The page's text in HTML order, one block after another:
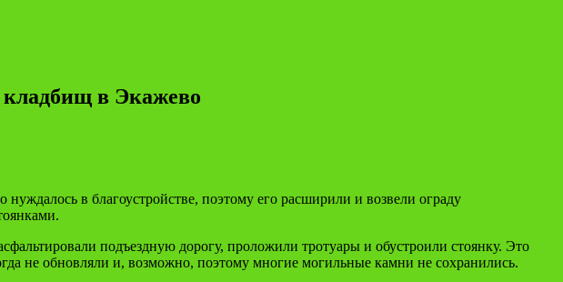
кладбищ в Экажево
в благоустройстве, поэтому его расширили и возвели ограду
подъездную дорогу, проложили тротуары и обустроили стоянку. Это
не обновляли и, возможно, поэтому многие могильные камни не сохранились.